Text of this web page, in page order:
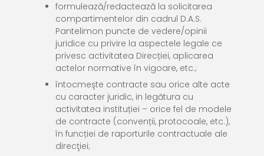
formulează/redactează la solicitarea
compartimentelor din cadrul D.A.S.
Pantelimon puncte de vedere/opinii
juridice cu privire la aspectele legale ce
privesc activitatea Direcției, aplicarea
actelor normative în vigoare, etc.;
întocmeşte contracte sau orice alte acte
cu caracter juridic, in legătura cu
activitatea instituției – orice fel de modele
de contracte (convenții, protocoale, etc.),
în funcției de raporturile contractuale ale
direcţiei;